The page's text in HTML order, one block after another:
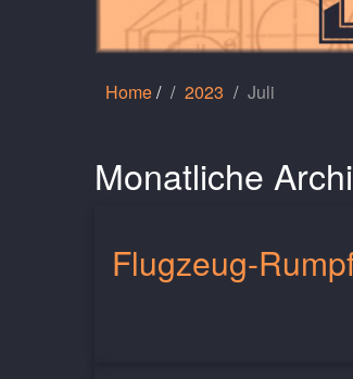
Home/ 2023 Juli
Monatliche
Flugzeug-